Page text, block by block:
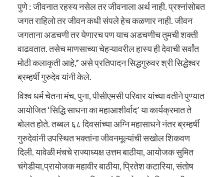
पुणे : जीवनात रहस्य नसेल तर जीवनाला अर्थ नाही. प्रश्नांसोबत
जगत राहिलो तर जीवन कधी संपले हेच कळणार नाही. जीवन
जगताना अडचणी तर येणारच पण याच अडचणीच तुमची शक्ती
वाढवतात. तसेच माणसाच्या चेहऱ्यावरील हास्य ही देवाची सर्वांत
मोठी कलाकृती आहे,” असे प्रतिपादन सिद्धगुरुवर श्री सिद्धेश्वर
ब्रम्हर्षी गुरुदेव यांनी केले.
विश्व धर्म चेतना मंच, पुना, पीसीएमसी परिवार यांच्या वतीने पुण्यात
आयोजित ‘सिद्धि साधना का महाआशीर्वाद’ या कार्यक्रमात ते
बोलत होते. तब्बल ६८ दिवसांच्या अग्नि महासाधने नंतर ब्रम्हर्षी
गुरुदेवांनी उपस्थित भक्तांना जीवनमूल्यांची सखोल शिकवण
दिली. यावेळी मंचचे राज्याध्यक्ष उत्तम बाठीया, आयोजक सुमित
चंगेडीया,प्रायोजक महावीर बाठीया, प्रितेश कटारिया, संतोष